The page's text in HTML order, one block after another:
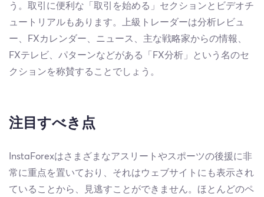
う。取引に便利な「取引を始める」セクションとビデオチ
ュートリアルもあります。上級トレーダーは分析レビュ
ー、FXカレンダー、ニュース、主な戦略家からの情報、
FXテレビ、パターンなどがある「FX分析」という名のセ
クションを称賛することでしょう。
注目すべき点
InstaForexはさまざまなアスリートやスポーツの後援に非
常に重点を置いており、それはウェブサイトにも表示され
ていることから、見逃すことができません。ほとんどのペ